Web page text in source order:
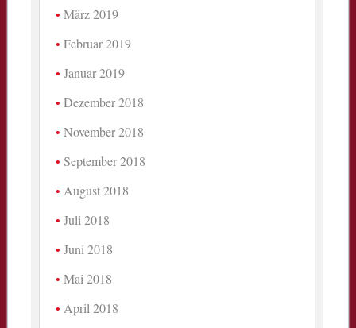
März 2019
Februar 2019
Januar 2019
Dezember 2018
November 2018
September 2018
August 2018
Juli 2018
Juni 2018
Mai 2018
April 2018